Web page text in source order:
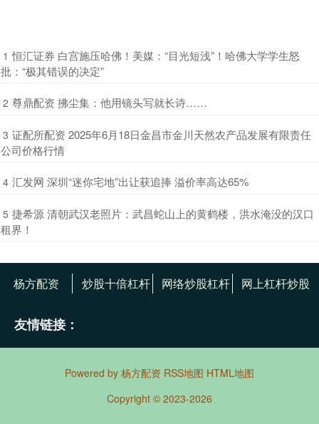
1 ​恒汇证券 白宫施压哈佛！美媒：“目光短浅”！哈佛大学学生怒
批：“极其错误的决定”
2 ​尊鼎配资 拂尘集：他用镜头写就长诗……
3 ​证配所配资 2025年6月18日金昌市金川天然农产品发展有限责任
公司价格行情
4 ​汇发网 深圳“迷你宅地”出让获追捧 溢价率高达65%
5 ​捷希源 清朝武汉老照片：武昌蛇山上的黄鹤楼，洪水淹没的汉口
租界！
杨方配资 炒股十倍杠杆 网络炒股杠杆 网上杠杆炒股
友情链接：
Powered by 杨方配资 RSS地图 HTML地图
Copyright © 2023-2026